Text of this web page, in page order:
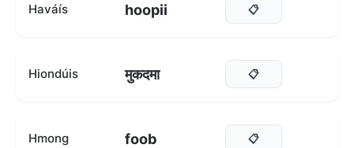
Haváís hoopii 📋
Hiondúis मुकदमा 📋
Hmong foob 📋